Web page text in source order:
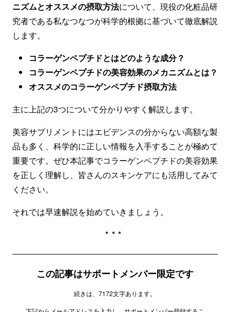
ニズムとオススメの摂取方法について、現役の化粧品研
究者である私なつなつが科学的根拠に基づいて徹底解説
します。
コラーゲンペプチドとはどのような成分？
コラーゲンペプチドの美容効果のメカニズムとは？
オススメのコラーゲンペプチド摂取方法
主に上記の3つについて分かりやすく解説します。
美容サプリメントにはエビデンスの分からない高額な製
品も多く、科学的に正しい情報を入手することが極めて
重要です。ぜひ本記事でコラーゲンペプチドの美容効果
を正しく理解し、皆さんのスキンケアにも活用してみて
ください。
それでは早速解説を始めていきましょう。
***
この記事はサポートメンバー限定です
続きは、7172文字あります。